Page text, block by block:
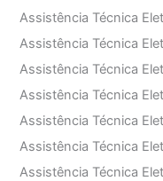
Assistência Técnica
Assistência Técnica
Assistência Técnica
Assistência Técnica
Assistência Técnica
Assistência Técnica
Assistência Técnica